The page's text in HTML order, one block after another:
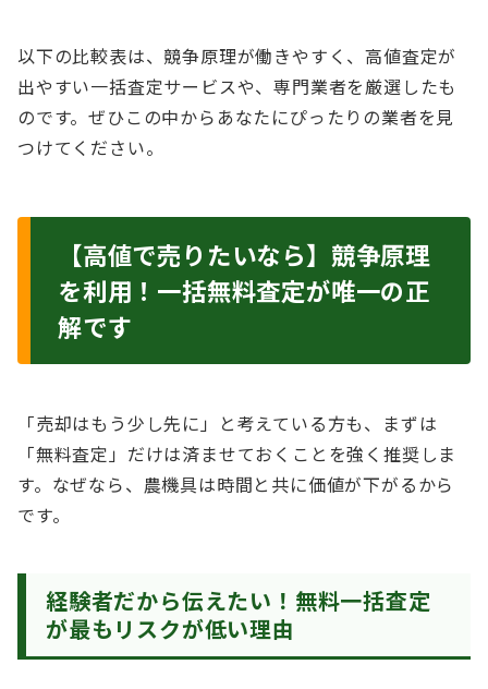
以下の比較表は、競争原理が働きやすく、高値査定が
出やすい一括査定サービスや、専門業者を厳選したも
のです。ぜひこの中からあなたにぴったりの業者を見
つけてください。
【高値で売りたいなら】競争原理
を利用！一括無料査定が唯一の正
解です
「売却はもう少し先に」と考えている方も、まずは
「無料査定」だけは済ませておくことを強く推奨しま
す。なぜなら、農機具は時間と共に価値が下がるから
です。
経験者だから伝えたい！無料一括査定
が最もリスクが低い理由